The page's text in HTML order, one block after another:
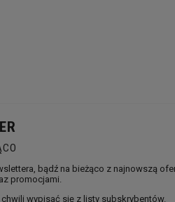
bądź na bieżąco z najnowszą
promocjami.
wypisać się z listy subskrybentów.